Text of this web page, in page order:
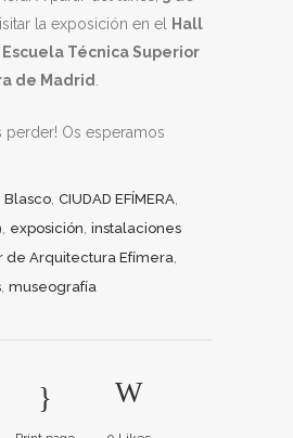
la exposición en el
Hall
Técnica Superior
de Madrid
perder! Os esperamos
Blasco CIUDAD EFÍMERA
exposición instalaciones
de Arquitectura Efímera
museografía